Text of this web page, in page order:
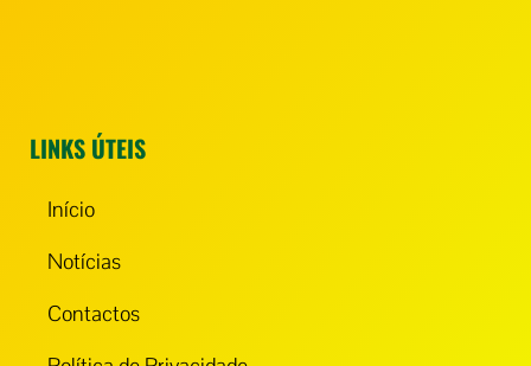
LINKS ÚTEIS
Início
Notícias
Contactos